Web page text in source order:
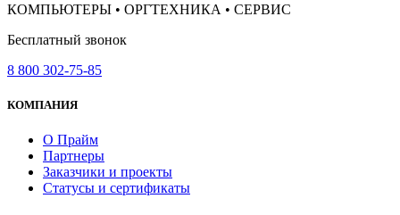
КОМПЬЮТЕРЫ • ОРГТЕХНИКА • СЕРВИС
Бесплатный звонок
8 800 302-75-85
КОМПАНИЯ
О Прайм
Партнеры
Заказчики и проекты
Статусы и сертификаты